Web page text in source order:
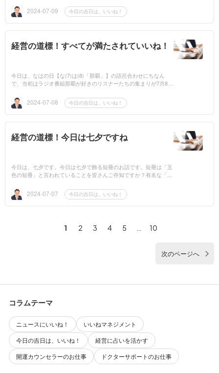
学ぶと毎日 「...
2024-07-09 今日の吉日は、いいね！
経営の道標！すべてが満たされていいね！
今日は、なはの日【な(7)は(8)「那覇」】の語呂合わせにちなん
で、当初はラジオ番組那覇が好きのリスナーたちの集まりが7月8日
して再制定してお...
2024-07-08 今日の吉日は、いいね！
経営の道標！今日は七夕ですね
今日は、七夕です。今日は七夕で飾る短冊のお話です。短冊は「五
色の短冊」と言われていることを皆さんご存知ですか？有名な「七
てきた「五色の...
2024-07-07 今日の吉日は、いいね！
1 2 3 4 5 10
次のページへ
コラムテーマ
ニュースにいいね！
いいねマネジメント
今日の吉日は、いいね！
経営に占いを活かす
開運カウンセラーのお仕事
ドクターサポートのお仕事